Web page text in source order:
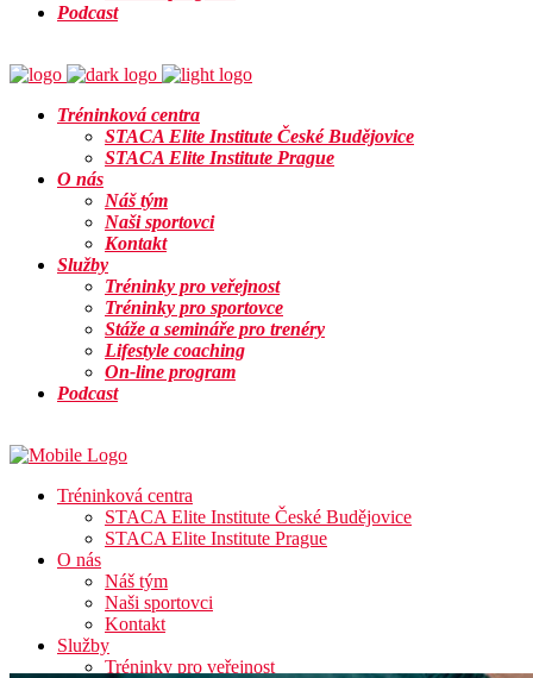
Podcast
Tréninková centra
STACA Elite Institute České Budějovice
STACA Elite Institute Prague
O nás
Náš tým
Naši sportovci
Kontakt
Služby
Tréninky pro veřejnost
Tréninky pro sportovce
Stáže a semináře pro trenéry
Lifestyle coaching
On-line program
Podcast
Tréninková centra
STACA Elite Institute České Budějovice
STACA Elite Institute Prague
O nás
Náš tým
Naši sportovci
Kontakt
Služby
Tréninky pro veřejnost